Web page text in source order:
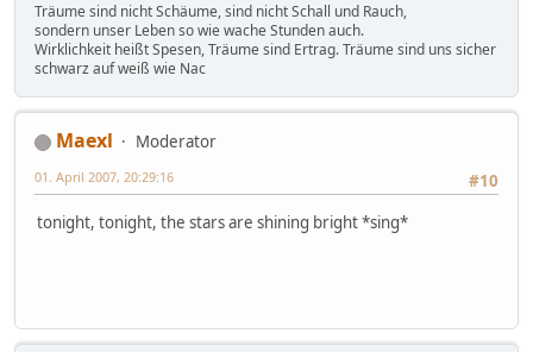
Träume sind nicht Schäume, sind nicht Schall und Rauch,
sondern unser Leben so wie wache Stunden auch.
Wirklichkeit heißt Spesen, Träume sind Ertrag. Träume sind uns sicher
schwarz auf weiß wie Nac
Maexl
Moderator
#10
01. April 2007, 20:29:16
tonight, tonight, the stars are shining bright *sing*